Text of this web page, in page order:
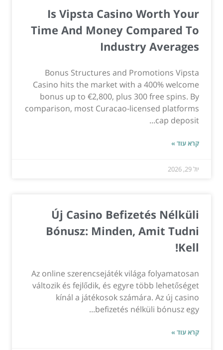
Is Vipsta Casino Worth Your
Time And Money Compared To
Industry Averages
Bonus Structures and Promotions Vipsta
Casino hits the market with a 400% welcome
bonus up to €2,800, plus 300 free spins. By
comparison, most Curacao-licensed platforms
cap deposit...
קרא עוד »
יול 29, 2026
Új Casino Befizetés Nélküli
Bónusz: Minden, Amit Tudni
Kell!
Az online szerencsejáték világa folyamatosan
változik és fejlődik, és egyre több lehetőséget
kínál a játékosok számára. Az új casino
befizetés nélküli bónusz egy...
קרא עוד »